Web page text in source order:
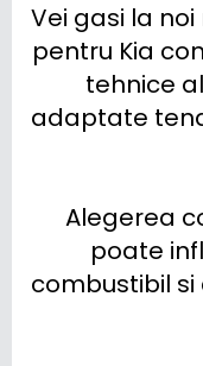
Vei gasi la
pentru Kia
tehnice
adaptate
Alegerea
poate
combustibil